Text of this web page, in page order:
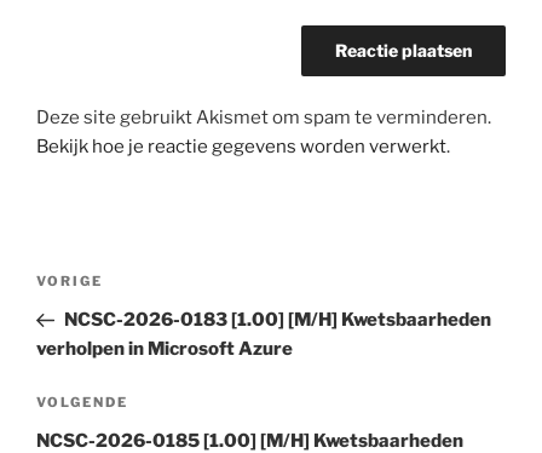
Deze site gebruikt Akismet om spam te verminderen.
Bekijk hoe je reactie gegevens worden verwerkt.
Bericht
Vorig
bericht
VORIGE
NCSC-2026-0183 [1.00] [M/H] Kwetsbaarheden
verholpen in Microsoft Azure
Volgend
bericht
VOLGENDE
NCSC-2026-0185 [1.00] [M/H] Kwetsbaarheden